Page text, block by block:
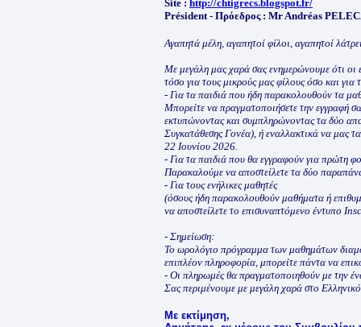
Site : http://chtigrecs.blogspot.fr/
Président - Πρόεδρος : Mr Andréas
Αγαπητά μέλη, αγαπητοί φίλοι, αγαπητοί
Με μεγάλη μας χαρά σας ενημερώνουμε ότι οι
τόσο για τους μικρούς μας φίλους όσο και για
- Για τα παιδιά που ήδη παρακολουθούν τα
Μπορείτε να πραγματοποιήσετε την εγγραφή
εκτυπώνοντας και συμπληρώνοντας τα δύο
Συγκατάθεσης Γονέα), ή εναλλακτικά να μας
22 Ιουνίου 2026.
- Για τα παιδιά που θα εγγραφούν για πρώτη
Παρακαλούμε να αποστείλετε τα δύο
- Για τους ενήλικες μαθητές
(όσους ήδη παρακολουθούν μαθήματα ή
να αποστείλετε το επισυναπτόμενο έντυπο
- Σημείωση:
Το ωρολόγιο πρόγραμμα των μαθημάτων
επιπλέον πληροφορία, μπορείτε πάντα να
- Οι πληρωμές θα πραγματοποιηθούν με την
Σας περιμένουμε με μεγάλη χαρά στο
Με εκτίμηση,